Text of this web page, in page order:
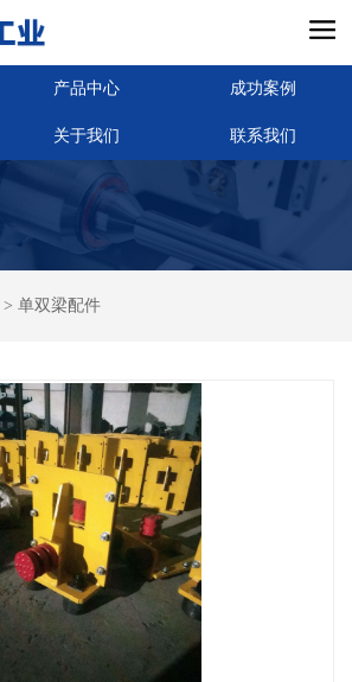
产品中心 成功案例
关于我们 联系我们
> 单双梁配件